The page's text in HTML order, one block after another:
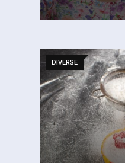
DIVERSE